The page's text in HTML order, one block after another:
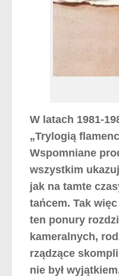
W latach 1981-
„Trylogią
Wspomniane
wszystkim
jak na tamte
tańcem. Tak
ten ponury
kameralnych,
rządzące
nie był